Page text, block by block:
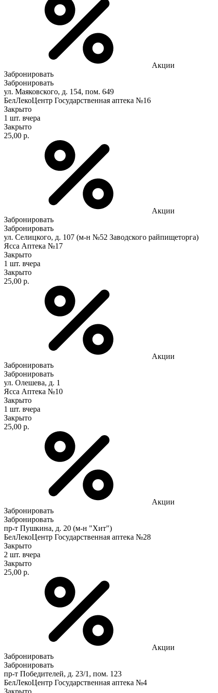
Акции
Забронировать
Забронировать
ул. Маяковского, д. 154, пом. 649
БелЛекоЦентр Государственная аптека №16
Закрыто
1 шт. вчера
Закрыто
25,00 р.
Акции
Забронировать
Забронировать
ул. Селицкого, д. 107 (м-н №52 Заводского райпищеторга)
Ясса Аптека №17
Закрыто
1 шт. вчера
Закрыто
25,00 р.
Акции
Забронировать
Забронировать
ул. Олешева, д. 1
Ясса Аптека №10
Закрыто
1 шт. вчера
Закрыто
25,00 р.
Акции
Забронировать
Забронировать
пр-т Пушкина, д. 20 (м-н "Хит")
БелЛекоЦентр Государственная аптека №28
Закрыто
2 шт. вчера
Закрыто
25,00 р.
Акции
Забронировать
Забронировать
пр-т Победителей, д. 23/1, пом. 123
БелЛекоЦентр Государственная аптека №4
Закрыто